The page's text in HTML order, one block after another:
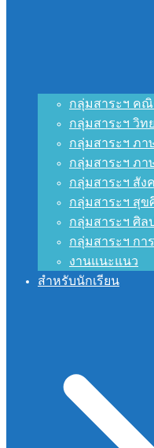
กลุ่มสาระฯ ค
กลุ่มสาระฯ วิท
กลุ่มสาระฯ ภา
กลุ่มสาระฯ ภา
กลุ่มสาระฯ สั
กลุ่มสาระฯ สุ
กลุ่มสาระฯ ศิล
กลุ่มสาระฯ กา
งานแนะแนว
สำหรับนักเรียน